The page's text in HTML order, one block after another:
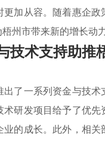
加从容。随着惠企
州市带来新的增长动
技术支持助推
出了一系列资金与技
研发项目给予了优
的成长。此外，相